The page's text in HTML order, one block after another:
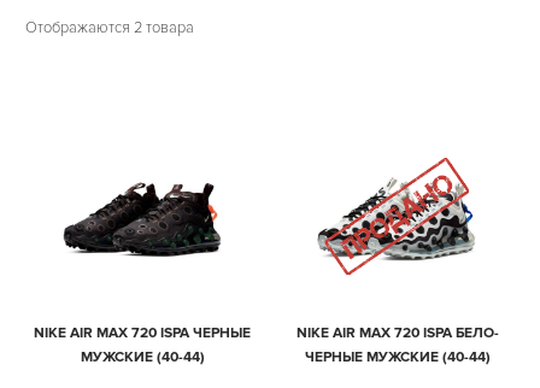
Отображаются 2 товара
NIKE AIR MAX 720 ISPA ЧЕРНЫЕ
МУЖСКИЕ (40-44)
NIKE AIR MAX 720 ISPA БЕЛО-
ЧЕРНЫЕ МУЖСКИЕ (40-44)